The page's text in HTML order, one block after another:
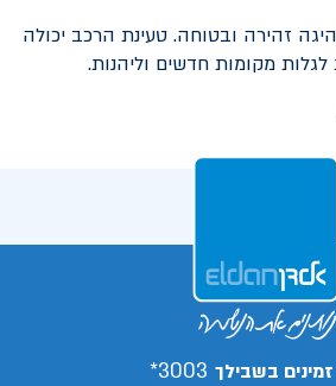
זהירה ובטוחה. טעינת הרכב יכולה
לגלות מקומות חדשים וליהנות.
בשבילך 3003*